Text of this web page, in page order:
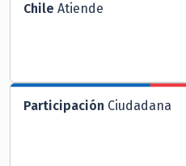
Chile Atiende
Participación Ciudadana